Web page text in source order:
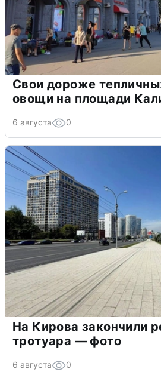
Свои дороже
овощи на площади
6 августа 0
На Кирова закончили
тротуара — фото
6 августа 0